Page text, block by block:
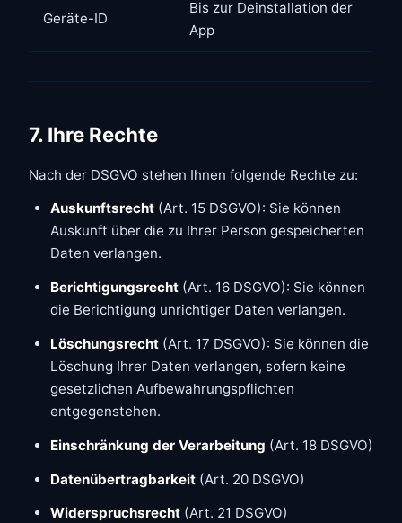
Geräte-ID
Bis zur Deinstallation der
App
7. Ihre Rechte
Nach der DSGVO stehen Ihnen folgende Rechte zu:
Auskunftsrecht (Art. 15 DSGVO): Sie können
Auskunft über die zu Ihrer Person gespeicherten
Daten verlangen.
Berichtigungsrecht (Art. 16 DSGVO): Sie können
die Berichtigung unrichtiger Daten verlangen.
Löschungsrecht (Art. 17 DSGVO): Sie können die
Löschung Ihrer Daten verlangen, sofern keine
gesetzlichen Aufbewahrungspflichten
entgegenstehen.
Einschränkung der Verarbeitung (Art. 18 DSGVO)
Datenübertragbarkeit (Art. 20 DSGVO)
Widerspruchsrecht (Art. 21 DSGVO)